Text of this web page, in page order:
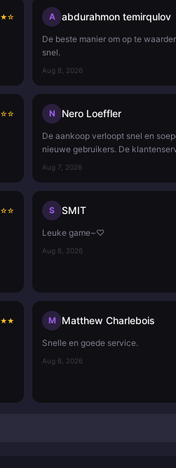
★☆ A abdurahmon temirqulov
De beste manier om op te
snel.
Aug 8, 2026
☆☆ N Nero Loeffler
De aankoop verloopt snel en
nieuwe gebruikers. De
Aug 7, 2026
☆☆ S SMIT
Leuke game~♡
Aug 6, 2026
★★ M Matthew Charlebois
Snelle en goede service.
Aug 6, 2026